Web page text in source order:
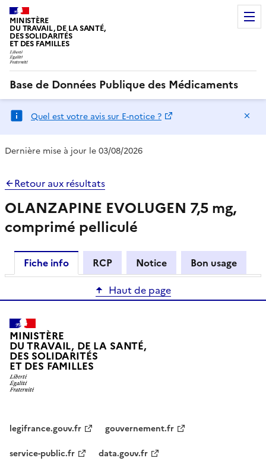
MINISTÈRE
DU TRAVAIL, DE LA SANTÉ,
DES SOLIDARITÉS
ET DES FAMILLES
Base de Données Publique des Médicaments
Quel est votre avis sur E-notice ?
Dernière mise à jour le 03/08/2026
Retour aux résultats
OLANZAPINE EVOLUGEN 7,5 mg,
comprimé pelliculé
Fiche info RCP Notice
Bon usage
Haut de page
MINISTÈRE
DU TRAVAIL, DE LA SANTÉ,
DES SOLIDARITÉS
ET DES FAMILLES
legifrance.gouv.fr
gouvernement.fr
service-public.fr
data.gouv.fr